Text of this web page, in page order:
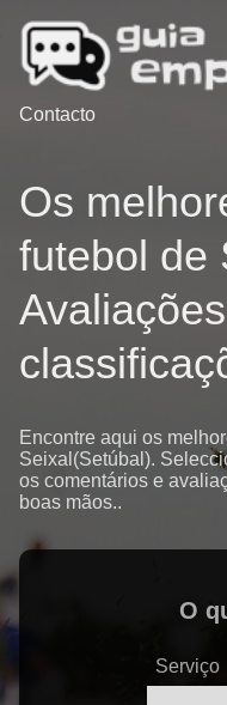
Contacto
Os
futebol de
Encontre aqui os
Seixal(Setúbal).
os comentários e
boas mãos..
O
Serviço